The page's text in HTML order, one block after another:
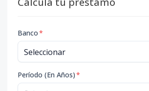
Banco*
Período (En Años)*